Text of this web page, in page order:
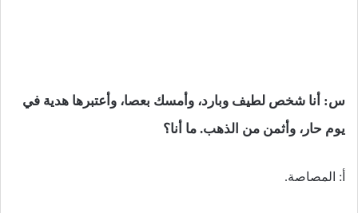
س: أنا شخص لطيف وبارد، وأمسك بعصا، وأعتبرها هدية في
يوم حار، وأثمن من الذهب. ما أنا؟
أ: المصاصة.